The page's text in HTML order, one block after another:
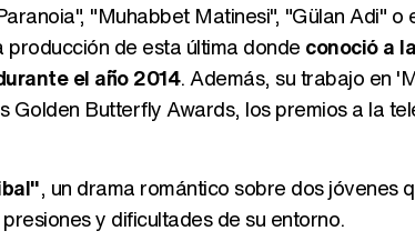
"Muhabbet Matinesi", "Gülan Adi" o
de esta última donde conoció a
el año 2014. Además, su trabajo en
Butterfly Awards, los premios a la
, un drama romántico sobre dos jóvenes
y dificultades de su entorno.